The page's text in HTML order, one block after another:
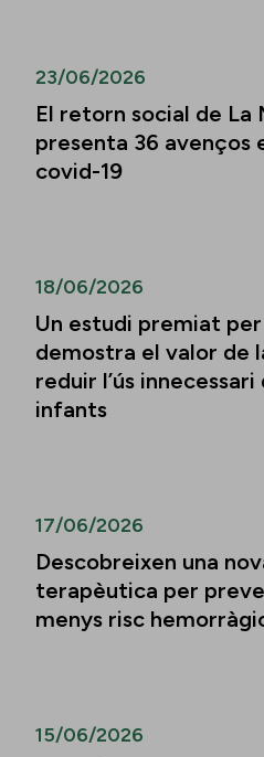
23/06/2026
El retorn social de La
presenta 36 avenços
covid-19
18/06/2026
Un estudi premiat per
demostra el valor de
reduir l’ús
infants
17/06/2026
Descobreixen una
terapèutica per
menys risc
15/06/2026